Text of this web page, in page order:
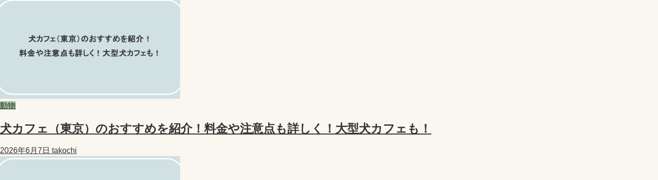
動物
犬カフェ（東京）のおすすめを紹介！料金や注意点も詳しく！大型犬カフェも！
2026年6月7日 takochi